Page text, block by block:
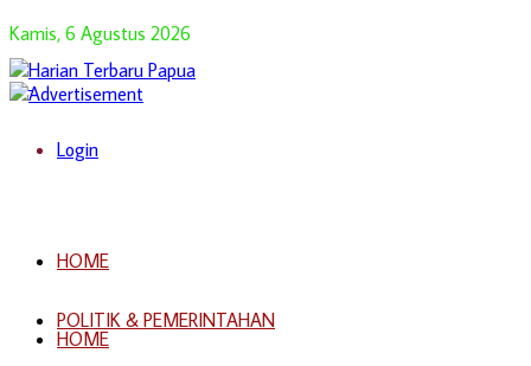
Kamis, 6 Agustus 2026
Login
HOME
POLITIK & PEMERINTAHAN
HOME